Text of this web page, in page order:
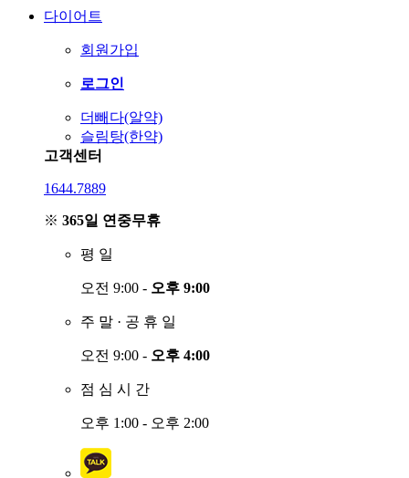
다이어트
회원가입
로그인
더빼다(알약)
슬림탕(한약)
고객센터
1644.7889
※ 365일 연중무휴
평 일
오전 9:00 - 오후 9:00
주 말 · 공 휴 일
오전 9:00 - 오후 4:00
점 심 시 간
오후 1:00 - 오후 2:00